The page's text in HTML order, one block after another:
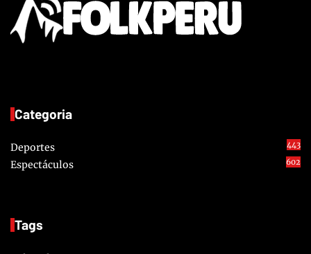
Categoria
Deportes 443
Espectáculos 602
Tags